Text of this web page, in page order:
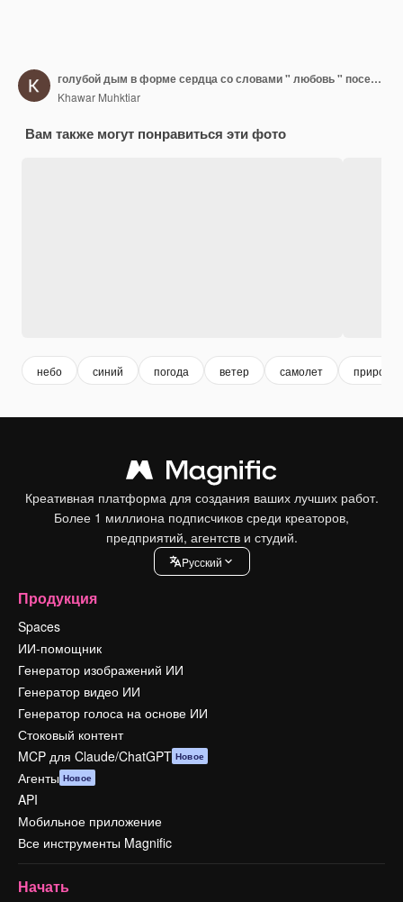
голубой дым в форме сердца со словами " любовь " посередине
Khawar Muhktiar
Вам также могут понравиться эти фото
небо синий погода ветер самолет природа
Креативная платформа для создания ваших лучших работ.
Более 1 миллиона подписчиков среди креаторов,
предприятий, агентств и студий.
Pусский
Продукция
Spaces
ИИ-помощник
Генератор изображений ИИ
Генератор видео ИИ
Генератор голоса на основе ИИ
Стоковый контент
MCP для Claude/ChatGPT Новое
Агенты Новое
API
Мобильное приложение
Все инструменты Magnific
Начать